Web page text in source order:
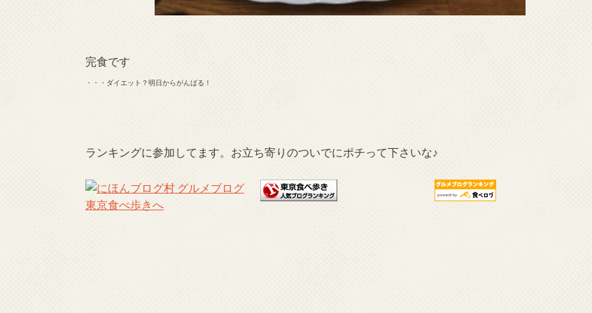
完食です
・・・ダイエット？明日からがんばる！
ランキングに参加してます。お立ち寄りのついでにポチって下さいな♪